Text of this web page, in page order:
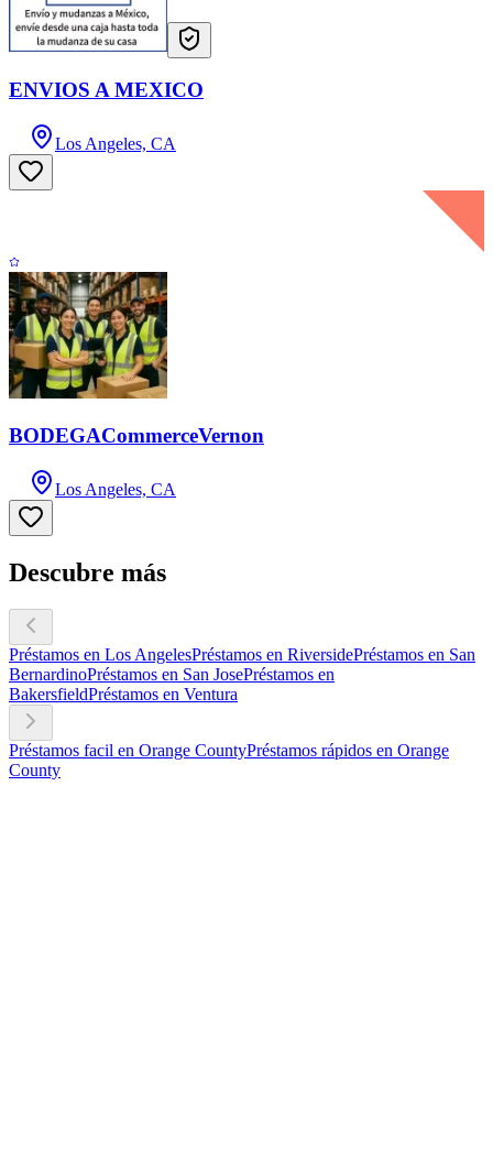
ENVIOS A MEXICO
Los Angeles, CA
BODEGACommerceVernon
Los Angeles, CA
Descubre más
Préstamos en Los AngelesPréstamos en RiversidePréstamos en San
BernardinoPréstamos en San JosePréstamos en
BakersfieldPréstamos en Ventura
Préstamos facil en Orange CountyPréstamos rápidos en Orange
County